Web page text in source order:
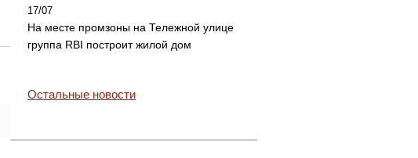
17/07
На месте промзоны на Тележной улице
группа RBI построит жилой дом
Остальные новости